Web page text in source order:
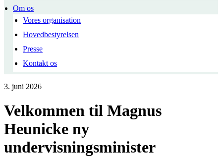
Om os
Vores organisation
Hovedbestyrelsen
Presse
Kontakt os
3. juni 2026
Velkommen til Magnus
Heunicke ny
undervisningsminister